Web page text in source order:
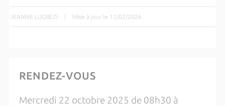
JEANNE LUGREZI | Mise à jour le 12/02/2026
RENDEZ-VOUS
Mercredi 22 octobre 2025 de 08h30 à